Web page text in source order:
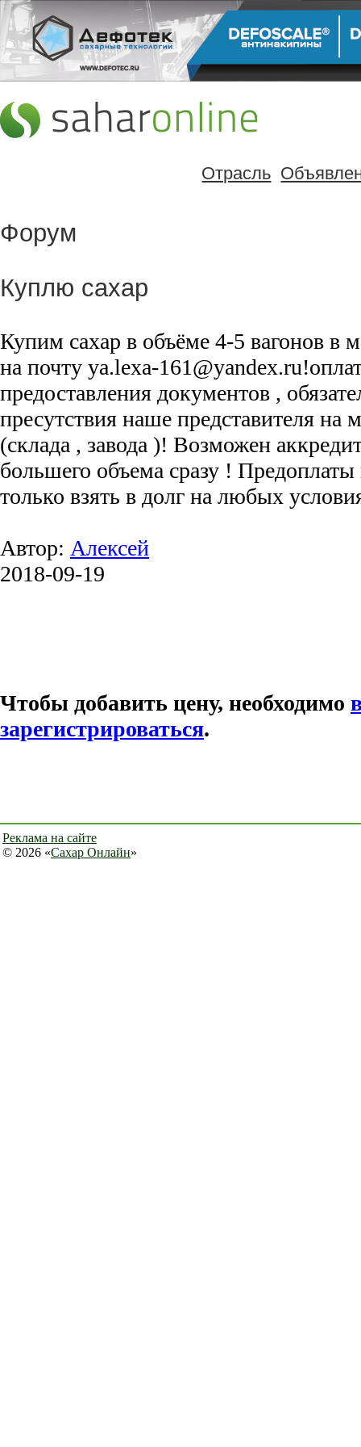
Отрасль
Форум
Куплю сахар
Купим сахар в объёме 4-5 вагонов в
на почту ya.lexa-
предоставления документов ,
пресутствия наше представителя на
(склада , завода )! Возможен
большего объема сразу !
только взять в долг на любых
Автор: Алексей
2018-09-19
Чтобы добавить цену, необходимо
зарегистрироваться.
Реклама на сайте
© 2026 «Сахар Онлайн»